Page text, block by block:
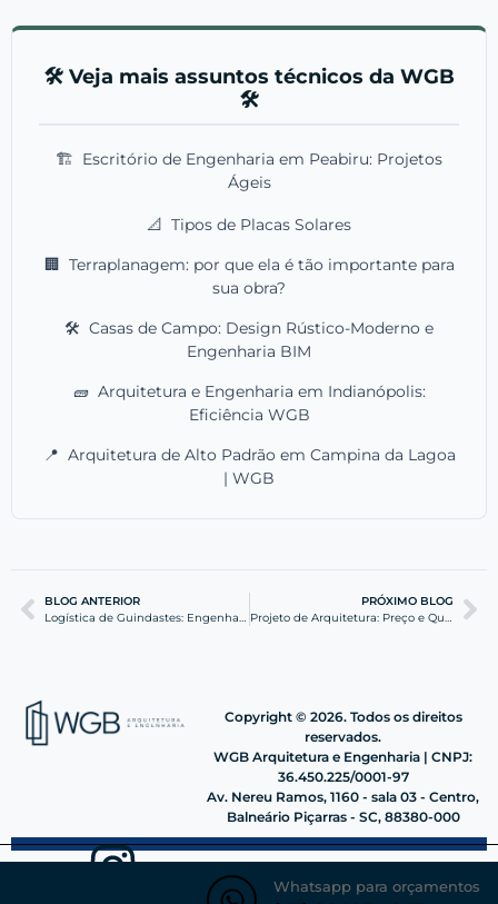
🛠️ Veja mais assuntos técnicos da WGB
🛠️
🏗️ Escritório de Engenharia em Peabiru: Projetos
Ágeis
📐 Tipos de Placas Solares
🏢 Terraplanagem: por que ela é tão importante para
sua obra?
🛠️ Casas de Campo: Design Rústico-Moderno e
Engenharia BIM
🧱 Arquitetura e Engenharia em Indianópolis:
Eficiência WGB
📍 Arquitetura de Alto Padrão em Campina da Lagoa
| WGB
BLOG ANTERIOR
Logística de Guindastes: Engenharia Civil de Precisão
PRÓXIMO BLOG
Projeto de Arquitetura: Preço e Qualidade Técnica
Copyright © 2026. Todos os direitos
reservados.
WGB Arquitetura e Engenharia | CNPJ:
36.450.225/0001-97
Av. Nereu Ramos, 1160 - sala 03 - Centro,
Balneário Piçarras - SC, 88380-000
Whatsapp para orçamentos